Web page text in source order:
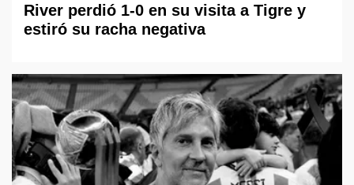
River perdió 1-0 en su visita a Tigre y
estiró su racha negativa